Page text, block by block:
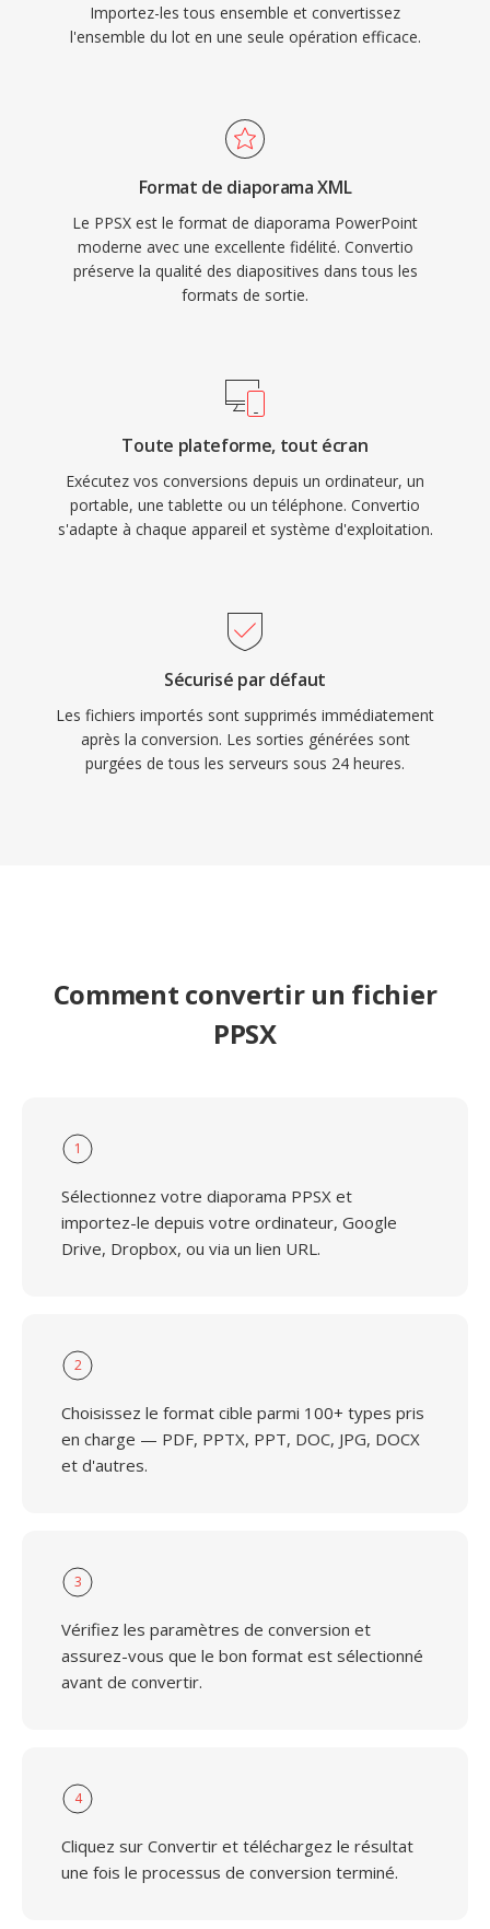
Importez-les tous ensemble et convertissez
l'ensemble du lot en une seule opération efficace.
Format de diaporama XML
Le PPSX est le format de diaporama PowerPoint
moderne avec une excellente fidélité. Convertio
préserve la qualité des diapositives dans tous les
formats de sortie.
Toute plateforme, tout écran
Exécutez vos conversions depuis un ordinateur, un
portable, une tablette ou un téléphone. Convertio
s'adapte à chaque appareil et système d'exploitation.
Sécurisé par défaut
Les fichiers importés sont supprimés immédiatement
après la conversion. Les sorties générées sont
purgées de tous les serveurs sous 24 heures.
Comment convertir un fichier
PPSX
1
Sélectionnez votre diaporama PPSX et
importez-le depuis votre ordinateur, Google
Drive, Dropbox, ou via un lien URL.
2
Choisissez le format cible parmi 100+ types pris
en charge — PDF, PPTX, PPT, DOC, JPG, DOCX
et d'autres.
3
Vérifiez les paramètres de conversion et
assurez-vous que le bon format est sélectionné
avant de convertir.
4
Cliquez sur Convertir et téléchargez le résultat
une fois le processus de conversion terminé.